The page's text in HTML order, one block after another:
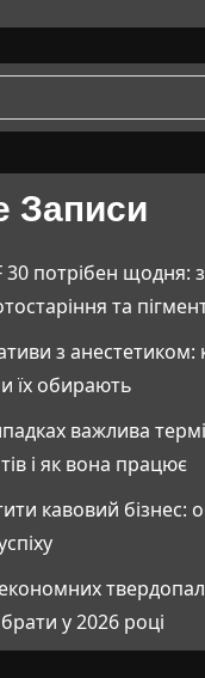
Записи
30 потрібен щодня:
та
з анестетиком:
їх обирають
важлива
і як вона працює
кавовий бізнес:
у 2026 році